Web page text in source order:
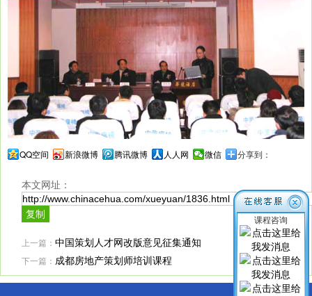
QQ空间 新浪微博 腾讯微博 人人网 微信 分享到：
本文网址：
上一篇： 中国策划人才网改版意见征集通知
下一篇： 成都房地产策划师培训课程
课程咨询